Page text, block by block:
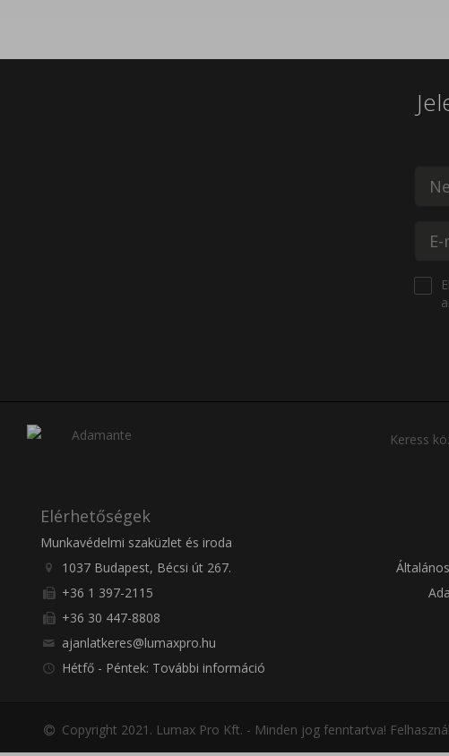
Keress
Elérhetőségek
Munkavédelmi szaküzlet és iroda
1037 Budapest, Bécsi út 267.
+36 1 397-2115
+36 30 447-8808
ajanlatkeres@lumaxpro.hu
Hétfő - Péntek: További információ
Copyright 2021. Lumax Pro Kft. - Minden jog fenntartva!